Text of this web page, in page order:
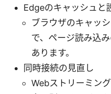
Edgeのキャッシュと
ブラウザのキャッ
で、ページ読み込
あります。
同時接続の見直し
Webストリーミン